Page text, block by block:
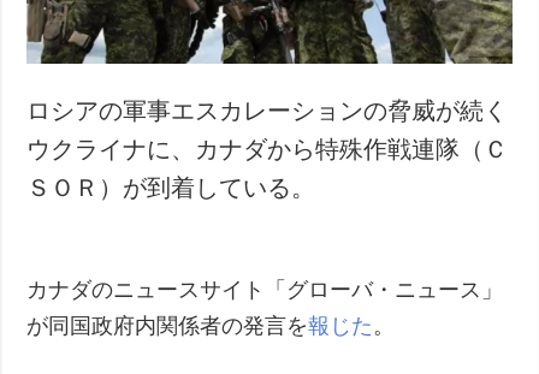
事故・緊急事態
特集
インタビュー
写真
購読
フォトバンク
ロシアの軍事エスカレーションの脅威が続く
ウクライナに、カナダから特殊作戦連隊（Ｃ
ＳＯＲ）が到着している。
カナダのニュースサイト「グローバ・ニュース」
が同国政府内関係者の発言を報じた 。